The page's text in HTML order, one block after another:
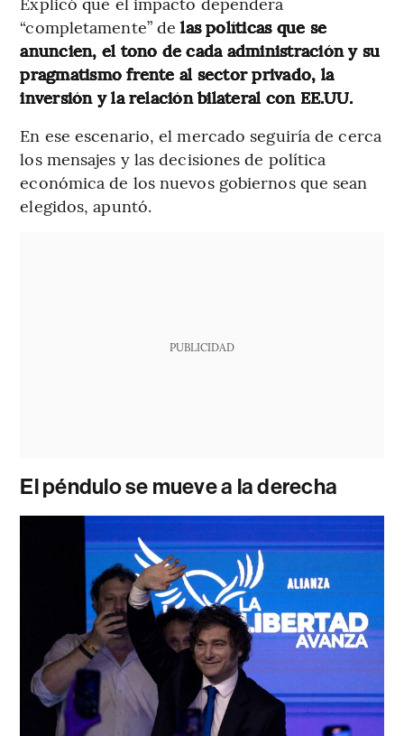
“completamente” delas políticas que se
anuncien, el tono de cada administración y su
pragmatismo frente al sector privado, la
inversión y la relación bilateral con EE.UU.
En ese escenario, el mercado seguiría de cerca
los mensajes y las decisiones de política
económica de los nuevos gobiernos que sean
elegidos, apuntó.
PUBLICIDAD
El péndulo se mueve a la derecha